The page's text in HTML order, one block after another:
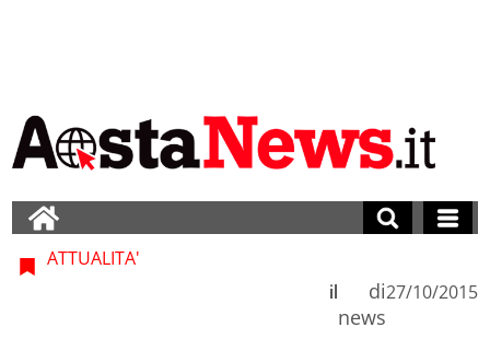
ATTUALITA'
di
news
il 27/10/2015